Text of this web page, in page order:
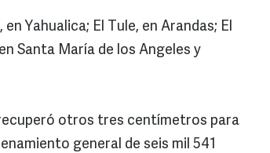
Yahualica; El Tule, en Arandas; El
Santa María de los Angeles y
otros tres centímetros para
general de seis mil 541